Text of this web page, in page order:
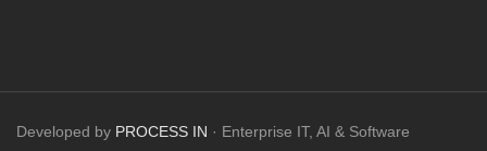
Developed by PROCESS IN · Enterprise IT, AI & Software